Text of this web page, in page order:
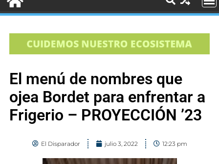
El menú de nombres que
ojea Bordet para enfrentar a
Frigerio – PROYECCIÓN ’23
El Disparador julio 3, 2022 12:23 pm